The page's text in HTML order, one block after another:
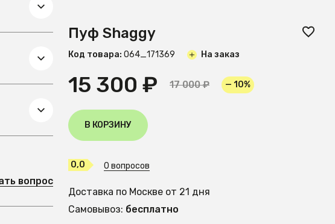
вопрос
Пуф Shaggy
Код товара: O64_171369 На заказ
15 300 ₽ 17 000 ₽ — 10%
В КОРЗИНУ
0,0 0 вопросов
Доставка по Москве от 21 дня
Самовывоз: бесплатно